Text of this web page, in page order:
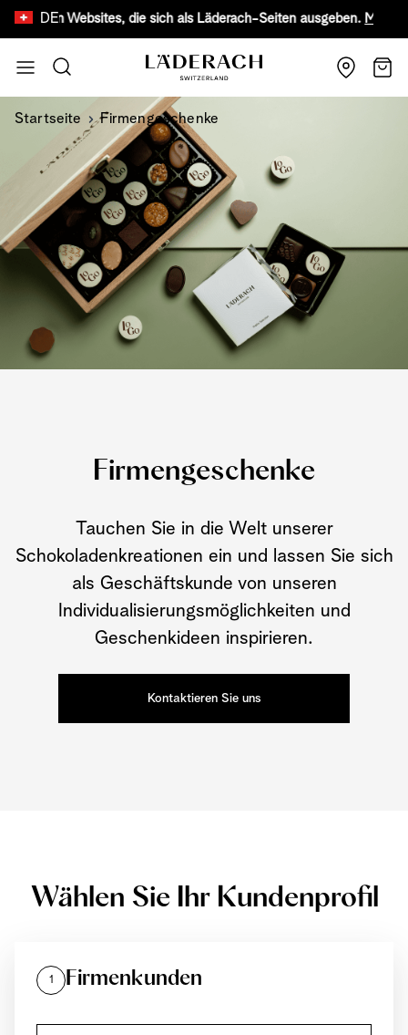
DE
Websites, die sich als Läderach-Seiten ausgeben.Mehr
Suche
Startseite Firmengeschenke
Firmengeschenke
Tauchen Sie in die Welt unserer
Schokoladenkreationen ein und lassen Sie sich
als Geschäftskunde von unseren
Individualisierungsmöglichkeiten und
Geschenkideen inspirieren.
Kontaktieren Sie uns
Wählen Sie Ihr Kundenprofil
1 Firmenkunden